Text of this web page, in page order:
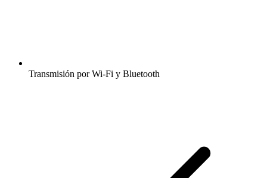
Transmisión por Wi-Fi y Bluetooth